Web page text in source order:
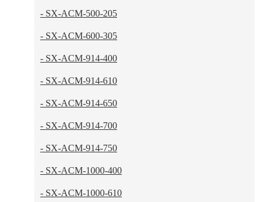
- SX-ACM-500-205
- SX-ACM-600-305
- SX-ACM-914-400
- SX-ACM-914-610
- SX-ACM-914-650
- SX-ACM-914-700
- SX-ACM-914-750
- SX-ACM-1000-400
- SX-ACM-1000-610